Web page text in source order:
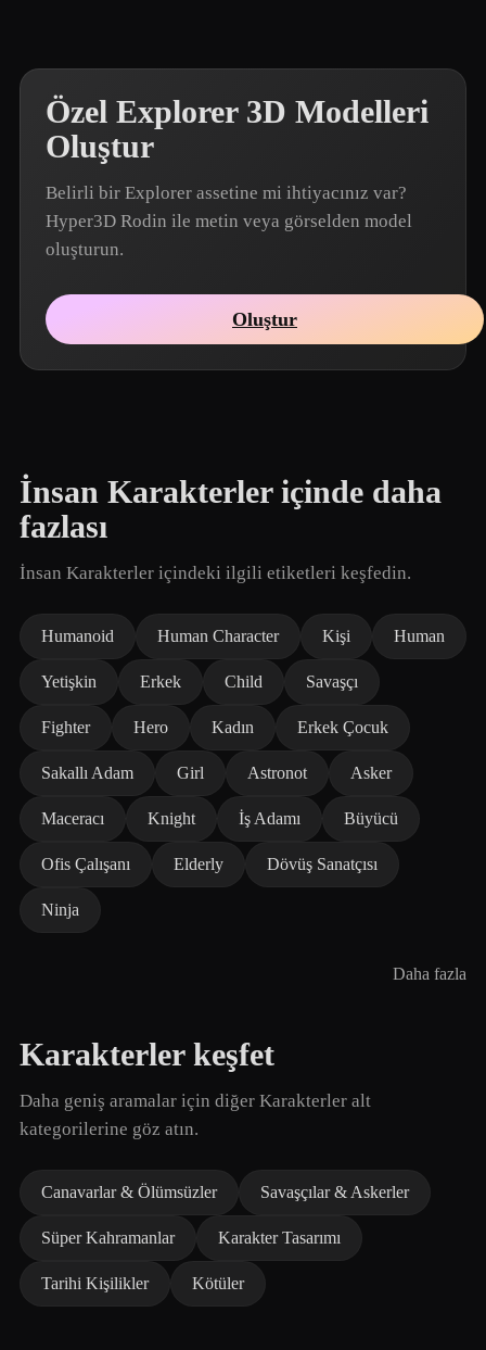
Özel Explorer 3D Modelleri
Oluştur
Belirli bir Explorer assetine mi ihtiyacınız var?
Hyper3D Rodin ile metin veya görselden model
oluşturun.
Oluştur
İnsan Karakterler içinde daha
fazlası
İnsan Karakterler içindeki ilgili etiketleri keşfedin.
Humanoid Human Character Kişi Human
Yetişkin Erkek Child Savaşçı
Fighter Hero Kadın Erkek Çocuk
Sakallı Adam Girl Astronot Asker
Maceracı Knight İş Adamı Büyücü
Ofis Çalışanı Elderly Dövüş Sanatçısı
Ninja
Daha fazla
Karakterler keşfet
Daha geniş aramalar için diğer Karakterler alt
kategorilerine göz atın.
Canavarlar & Ölümsüzler Savaşçılar & Askerler
Süper Kahramanlar Karakter Tasarımı
Tarihi Kişilikler Kötüler